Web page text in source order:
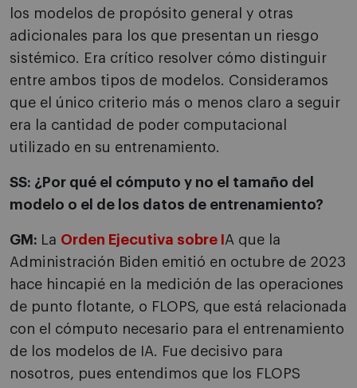
los modelos de propósito general y otras
adicionales para los que presentan un riesgo
sistémico. Era crítico resolver cómo distinguir
entre ambos tipos de modelos. Consideramos
que el único criterio más o menos claro a seguir
era la cantidad de poder computacional
utilizado en su entrenamiento.
SS: ¿Por qué el cómputo y no el tamaño del
modelo o el de los datos de entrenamiento?
GM: La Orden Ejecutiva sobre I A que la
Administración Biden emitió en octubre de 2023
hace hincapié en la medición de las operaciones
de punto flotante, o FLOPS, que está relacionada
con el cómputo necesario para el entrenamiento
de los modelos de IA. Fue decisivo para
nosotros, pues entendimos que los FLOPS